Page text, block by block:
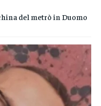
del metrò in Duomo